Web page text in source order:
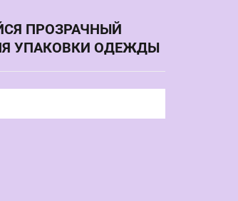
ПРОЗРАЧНЫЙ
УПАКОВКИ ОДЕЖДЫ